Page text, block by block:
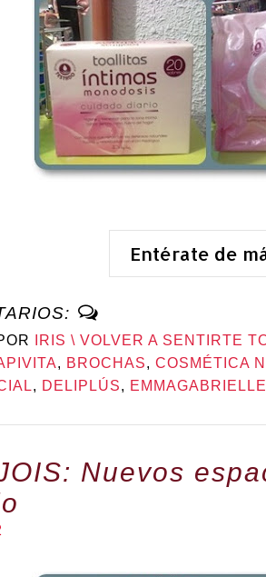
Entérate de
IRIS \ VOLVER A SENTIRTE
, BROCHAS, COSMÉTICA
, DELIPLÚS, EMMAGABRIELLE
Nuevos